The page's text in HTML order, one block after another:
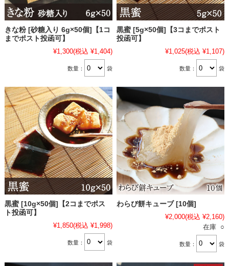
きな粉 [砂糖入り 6g×50個]【1コ
までポスト投函可】
¥1,300(税込 ¥1,404)
数量： 袋
黒蜜 [5g×50個]【3コまでポスト
投函可】
¥1,025(税込 ¥1,107)
数量： 袋
黒蜜 [10g×50個]【2コまでポス
ト投函可】
¥1,850(税込 ¥1,998)
数量： 袋
わらび餅キューブ [10個]
¥2,000(税込 ¥2,160)
在庫 ○
数量： 袋